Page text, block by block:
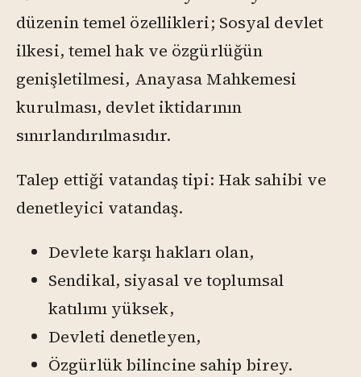
düzenin temel özellikleri; Sosyal devlet
ilkesi, temel hak ve özgürlüğün
genişletilmesi, Anayasa Mahkemesi
kurulması, devlet iktidarının
sınırlandırılmasıdır.
Talep ettiği vatandaş tipi: Hak sahibi ve
denetleyici vatandaş.
Devlete karşı hakları olan,
Sendikal, siyasal ve toplumsal
katılımı yüksek,
Devleti denetleyen,
Özgürlük bilincine sahip birey.